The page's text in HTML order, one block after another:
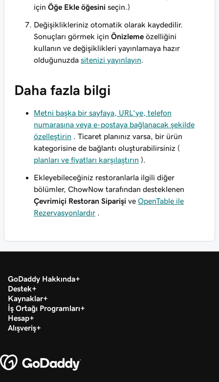
için Öğe Ekle öğesini seçin.)
Değişiklikleriniz otomatik olarak kaydedilir.
Sonuçları görmek için Önizleme özelliğini
kullanın ve değişiklikleri yayınlamaya hazır
olduğunuzda sitenizi yayınlayın.
Daha fazla bilgi
Metni başka bir sayfaya, URL'ye, telefon
numarasına veya e-postaya bağlanacak şekilde
özelleştirin . Ticaret planınız varsa, bir ürün
kategorisine de bağlantı oluşturabilirsiniz (
planları ve fiyatları karşılaştırın ).
Ekleyebileceğiniz restoranlarla ilgili diğer
bölümler, ChowNow tarafından desteklenen
Çevrimiçi Restoran Siparişi ve OpenTable ile
Rezervasyonlardır .
GoDaddy Hakkında
Destek
Kaynaklar
İş Ortağı Programları
Hesap
Alışveriş